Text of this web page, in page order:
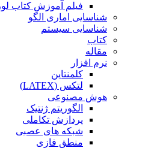
فیلم آموزش کتاب
شناسایی اماری الگو
شناسایی سیستم
کتاب
مقاله
نرم افزار
کلمنتاین
لتکس (LATEX)
هوش مصنوعی
الگوریتم ژنتیک
پردازش تکاملی
شبکه های عصبی
منطق فازی